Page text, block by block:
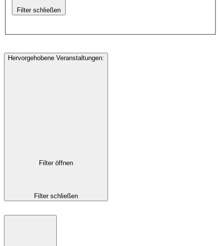
Filter schließen
Hervorgehobene Veranstaltungen:
Filter öffnen
Filter schließen